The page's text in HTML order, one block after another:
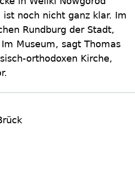
noch nicht ganz klar. Im
Rundburg der Stadt,
Museum, sagt Thomas
orthodoxen Kirche,